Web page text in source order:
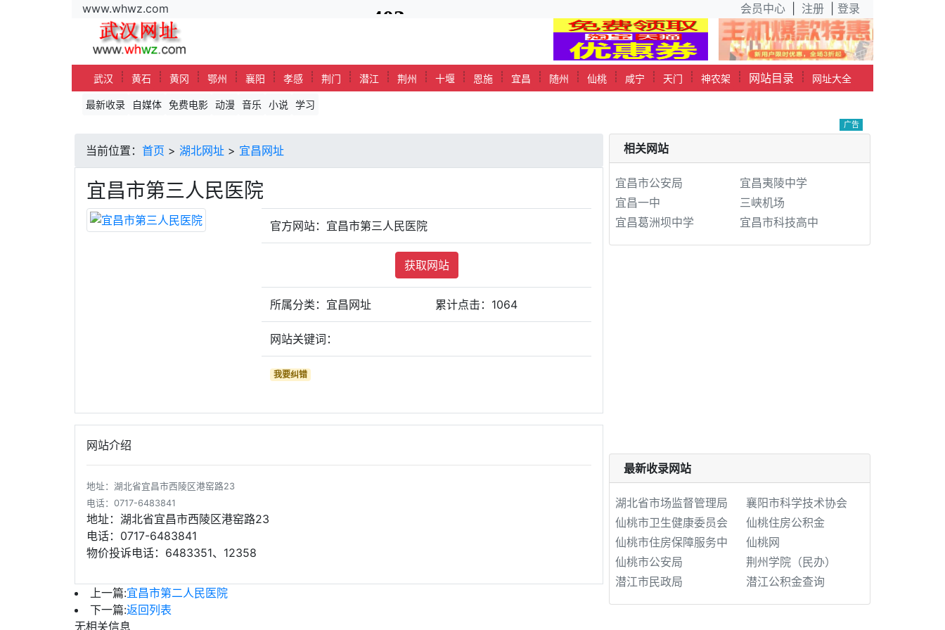
www.whwz.com 会员中心 注册 登录
武汉 ┊ 黄石 ┊ 黄冈 ┊ 鄂州 ┊ 襄阳 ┊ 孝感 ┊ 荆门 ┊ 潜江 ┊ 荆州 ┊ 十堰 ┊ 恩施 ┊ 宜昌 ┊ 随州 ┊ 仙桃 ┊ 咸宁 ┊ 天门 ┊ 神农架 ┊ 网站目录 ┊ 网址大全
最新收录 自媒体 免费电影 动漫 音乐 小说 学习
广告
当前位置： 首页 > 湖北网址 > 宜昌网址
宜昌市第三人民医院
官方网站：宜昌市第三人民医院
获取网站
所属分类：宜昌网址 累计点击： 1064
网站关键词：
我要纠错
网站介绍
地址：湖北省宜昌市西陵区港窑路23
电话：0717-6483841
地址：湖北省宜昌市西陵区港窑路23
电话：0717-6483841
物价投诉电话：6483351、12358
上一篇:宜昌市第二人民医院
下一篇:返回列表
无相关信息
相关网站
宜昌市公安局
宜昌夷陵中学
宜昌一中
三峡机场
宜昌葛洲坝中学
宜昌市科技高中
最新收录网站
湖北省市场监督管理局
襄阳市科学技术协会
仙桃市卫生健康委员会
仙桃住房公积金
仙桃市住房保障服务中
仙桃网
仙桃市公安局
荆州学院（民办）
潜江市民政局
潜江公积金查询